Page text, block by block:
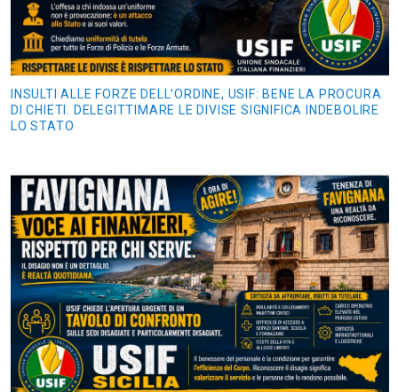
INSULTI ALLE FORZE DELL’ORDINE, USIF: BENE LA PROCURA
DI CHIETI. DELEGITTIMARE LE DIVISE SIGNIFICA INDEBOLIRE
LO STATO